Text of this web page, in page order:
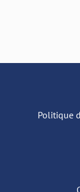
Politique